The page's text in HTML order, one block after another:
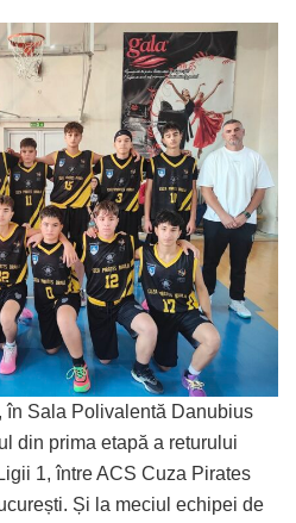
în Sala Polivalentă Danubius
din prima etapă a returului
1, între ACS Cuza Pirates
Și la meciul echipei de